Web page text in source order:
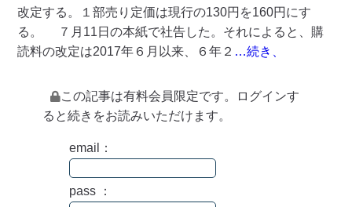
改定する。１部売り定価は現行の130円を160円にす
る。 ７月11日の本紙で社告した。それによると、購
読料の改定は2017年６月以来、６年２ …続き、
この記事は有料会員限定です。ログインす
ると続きをお読みいただけます。
email：
pass ：